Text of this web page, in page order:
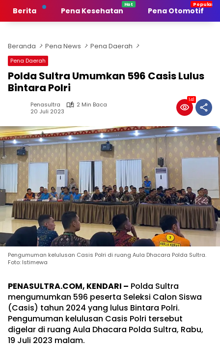
Berita Pena Kesehatan Pena Otomotif
Beranda Pena News Pena Daerah
Pena Daerah
Polda Sultra Umumkan 596 Casis Lulus
Bintara Polri
Penasultra
2 Min Baca
20 Juli 2023
141
Pengumuman kelulusan Casis Polri di ruang Aula Dhacara Polda Sultra.
Foto: Istimewa
PENASULTRA.COM, KENDARI – Polda Sultra
mengumumkan 596 peserta Seleksi Calon Siswa
(Casis) tahun 2024 yang lulus Bintara Polri.
Pengumuman kelulusan Casis Polri tersebut
digelar di ruang Aula Dhacara Polda Sultra, Rabu,
19 Juli 2023 malam.